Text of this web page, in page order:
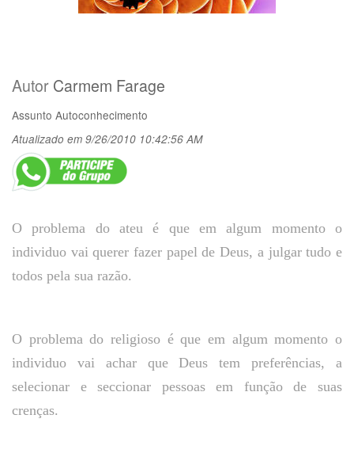
Autor Carmem Farage
Assunto Autoconhecimento
Atualizado em 9/26/2010 10:42:56 AM
O problema do ateu é que em algum momento o
individuo vai querer fazer papel de Deus, a julgar tudo e
todos pela sua razão.
O problema do religioso é que em algum momento o
individuo vai achar que Deus tem preferências, a
selecionar e seccionar pessoas em função de suas
crenças.